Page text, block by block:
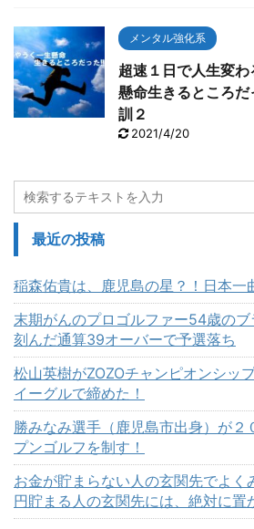
メンタル強化系
超速１日で人生変
懸命生きるところ
訓２
2021/4/20
最近の投稿
稲森佑貴は、鹿児島の星？！日本一
末期がんのプロゴルファー54歳の
刻んだ通算39オーバーで予選落ち
松山英樹がZOZOチャンピオンシッ
イーグルで締めた！
勝みなみ選手（鹿児島市出身）が２
プンゴルフを制す！
お金が貯まらない人の玄関先でよく
円貯まる人の玄関先には、絶対に置